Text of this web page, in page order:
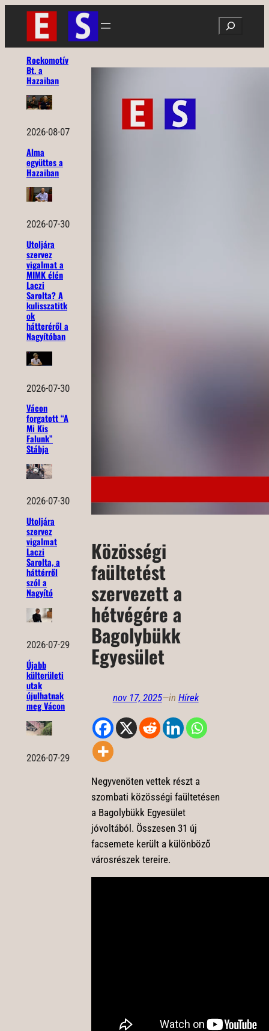
Ugrás
tartalomhoz
Search
Rockomotív
Bt. a
Hazaiban
2026-08-07
Alma
együttes a
Hazaiban
2026-07-30
Utoljára
szervez
vigalmat a
MIMK élén
Laczi
Sarolta? A
kulisszatitk
ok
hátteréről a
Nagyítóban
2026-07-30
Vácon
forgatott “A
Mi Kis
Falunk”
Stábja
2026-07-30
Utoljára
szervez
vigalmat
Laczi
Sarolta, a
háttérről
szól a
Nagyító
2026-07-29
Újabb
külterületi
utak
újulhatnak
meg Vácon
2026-07-29
Közösségi
faültetést
szervezett a
hétvégére a
Bagolybükk
Egyesület
nov 17, 2025—in Hírek
Negyvenöten vettek részt a
szombati közösségi faültetésen
a Bagolybükk Egyesület
jóvoltából. Összesen 31 új
facsemete került a különböző
városrészek tereire.